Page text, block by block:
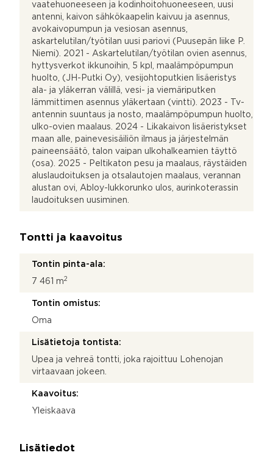
vaatehuoneeseen ja kodinhoitohuoneeseen, uusi
antenni, kaivon sähkökaapelin kaivuu ja asennus,
avokaivopumpun ja vesiosan asennus,
askartelutilan/työtilan uusi pariovi (Puusepän liike P.
Niemi). 2021 - Askartelutilan/työtilan ovien asennus,
hyttysverkot ikkunoihin, 5 kpl, maalämpöpumpun
huolto, (JH-Putki Oy), vesijohtoputkien lisäeristys
ala- ja yläkerran välillä, vesi- ja viemäriputken
lämmittimen asennus yläkertaan (vintti). 2023 - Tv-
antennin suuntaus ja nosto, maalämpöpumpun huolto,
ulko-ovien maalaus. 2024 - Likakaivon lisäeristykset
maan alle, painevesisäiliön ilmaus ja järjestelmän
paineensäätö, talon vaipan ulkohalkeamien täyttö
(osa). 2025 - Peltikaton pesu ja maalaus, räystäiden
aluslaudoituksen ja otsalautojen maalaus, verannan
alustan ovi, Abloy-lukkorunko ulos, aurinkoterassin
laudoituksen uusiminen.
Tontti ja kaavoitus
Tontin pinta-ala:
7 461 m2
Tontin omistus:
Oma
Lisätietoja tontista:
Upea ja vehreä tontti, joka rajoittuu Lohenojan
virtaavaan jokeen.
Kaavoitus:
Yleiskaava
Lisätiedot